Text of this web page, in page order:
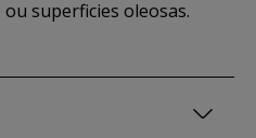
superficies oleosas.